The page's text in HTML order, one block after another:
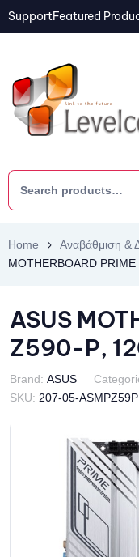
SupportFeatured
Home Αναβάθμιση &
MOTHERBOARD
ASUS
Z590-P,
Brand: ASUS
SKU: 207-05-